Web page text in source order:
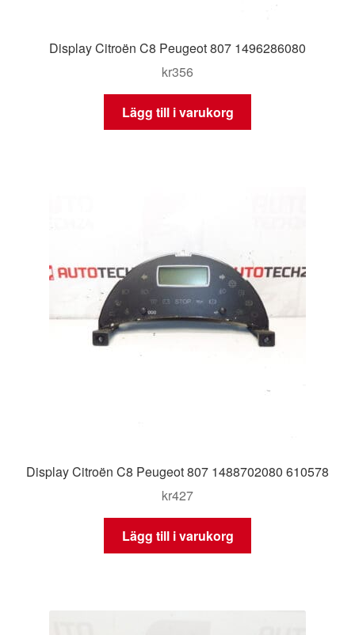
Display Citroën C8 Peugeot 807 1496286080
kr356
Lägg till i varukorg
Display Citroën C8 Peugeot 807 1488702080 610578
kr427
Lägg till i varukorg